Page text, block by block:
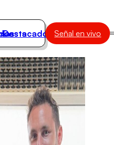
Destacados Señal en vivo